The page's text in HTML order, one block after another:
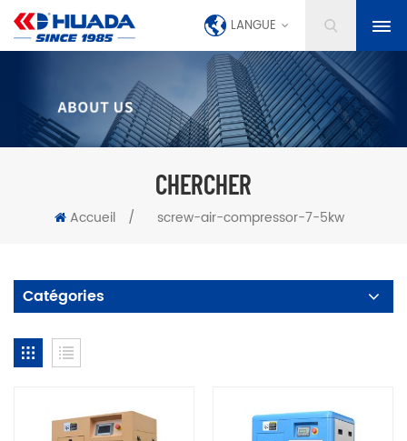
LANGUE
CHERCHER
Accueil / screw-air-compressor-7-5kw
Catégories